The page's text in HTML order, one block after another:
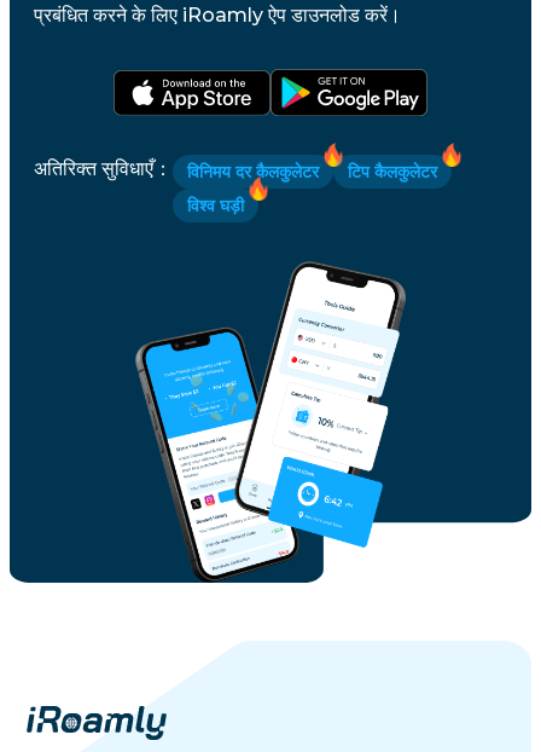
प्रबंधित करने के लिए iRoamly ऐप डाउनलोड करें।
अतिरिक्त सुविधाएँ： विनिमय दर कैलकुलेटर
टिप कैलकुलेटर
विश्व घड़ी